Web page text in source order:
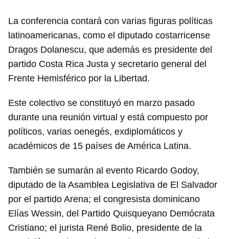
La conferencia contará con varias figuras políticas
latinoamericanas, como el diputado costarricense
Dragos Dolanescu, que además es presidente del
partido Costa Rica Justa y secretario general del
Frente Hemisférico por la Libertad.
Este colectivo se constituyó en marzo pasado
durante una reunión virtual y está compuesto por
políticos, varias oenegés, exdiplomáticos y
académicos de 15 países de América Latina.
También se sumarán al evento Ricardo Godoy,
diputado de la Asamblea Legislativa de El Salvador
por el partido Arena; el congresista dominicano
Elías Wessin, del Partido Quisqueyano Demócrata
Cristiano; el jurista René Bolio, presidente de la